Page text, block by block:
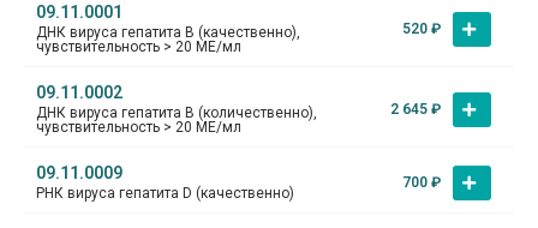
09.11.0001
ДНК вируса гепатита В (качественно),
чувствительность > 20 МЕ/мл
520 ₽
09.11.0002
ДНК вируса гепатита В (количественно),
чувствительность > 20 МЕ/мл
2 645 ₽
09.11.0009
РНК вируса гепатита D (качественно)
700 ₽